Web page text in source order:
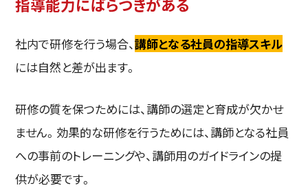
指導能力にばらつきがある
社内で研修を行う場合、講師となる社員の指導スキル
には自然と差が出ます。
研修の質を保つためには、講師の選定と育成が欠かせ
ません。効果的な研修を行うためには、講師となる社員
への事前のトレーニングや、講師用のガイドラインの提
供が必要です。